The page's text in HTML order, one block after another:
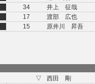
34
井上 征哉
17
渡部 広也
15 原井川 昇吾
▽
西田 剛